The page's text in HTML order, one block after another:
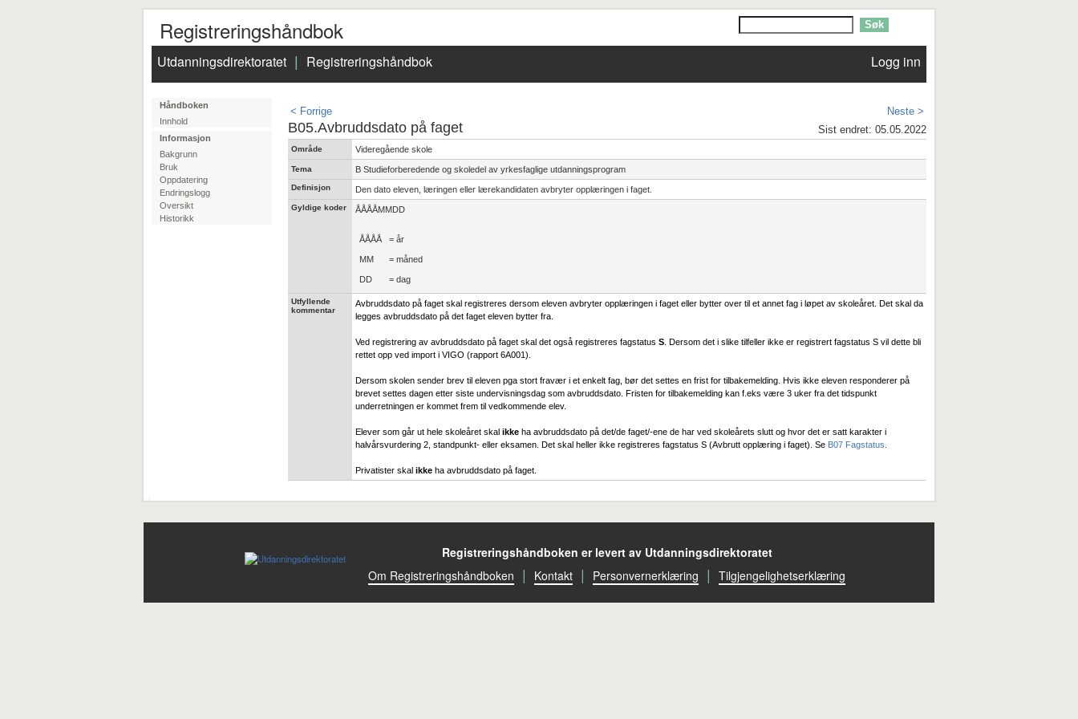
Registreringshåndbok
Utdanningsdirektoratet Registreringshåndbok Logg inn
Håndboken
Innhold
Informasjon
Bakgrunn
Bruk
Oppdatering
Endringslogg
Oversikt
Historikk
< Forrige Neste >
B05.Avbruddsdato på faget Sist endret: 05.05.2022
Område Videregående skole
Tema B Studieforberedende og skoledel av yrkesfaglige utdanningsprogram
Definisjon Den dato eleven, læringen eller lærekandidaten avbryter opplæringen i faget.
Gyldige koder ÅÅÅÅMMDD
ÅÅÅÅ = år
MM = måned
DD = dag
Utfyllende
kommentar
Avbruddsdato på faget skal registreres dersom eleven avbryter opplæringen i faget eller bytter over til et annet fag i løpet av skoleåret. Det skal da
legges avbruddsdato på det faget eleven bytter fra.
Ved registrering av avbruddsdato på faget skal det også registreres fagstatus S . Dersom det i slike tilfeller ikke er registrert fagstatus S vil dette bli
rettet opp ved import i VIGO (rapport 6A001).
Dersom skolen sender brev til eleven pga stort fravær i et enkelt fag, bør det settes en frist for tilbakemelding. Hvis ikke eleven responderer på
brevet settes dagen etter siste undervisningsdag som avbruddsdato. Fristen for tilbakemelding kan f.eks være 3 uker fra det tidspunkt
underretningen er kommet frem til vedkommende elev.
Elever som går ut hele skoleåret skal ikke ha avbruddsdato på det/de faget/-ene de har ved skoleårets slutt og hvor det er satt karakter i
halvårsvurdering 2, standpunkt- eller eksamen. Det skal heller ikke registreres fagstatus S (Avbrutt opplæring i faget). Se B07 Fagstatus
Privatister skal ikke ha avbruddsdato på faget.
Registreringshåndboken er levert av Utdanningsdirektoratet
Om Registreringshåndboken | Kontakt | Personvernerklæring | Tilgjengelighetserklæring